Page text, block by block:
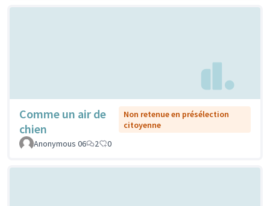
Comme un air de
chien
Non retenue en présélection
citoyenne
Anonymous 06
2 0